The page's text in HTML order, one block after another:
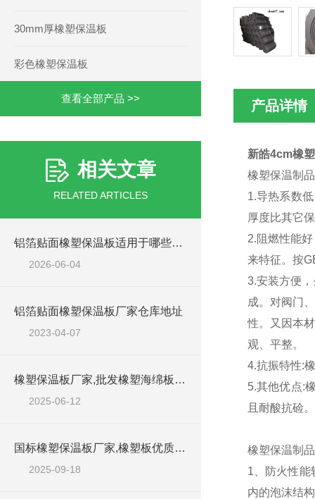
30mm厚橡塑保温板
彩色橡塑保温板
查看全部产品 >>
相关文章
RELATED ARTICLES
铝箔贴面橡塑保温板适用于哪些工程场景？
2026-06-04
铝箔贴面橡塑保温板厂家仓库地址
2023-04-07
橡塑保温板厂家,批发橡塑海绵板工厂
2025-06-12
国标橡塑保温板厂家,橡塑板优质批发商
2025-09-18
产品详情
新皓4cm橡
橡塑保温制
1.导热系数
厚度比其它
2.阻燃性能
来特征。按
3.安装方便
成。对阀门
性。又因本
观、平整。
4.抗振特性:
5.其他优点:
且耐酸抗硷
橡塑保温制
1、防火性
内的泡沫结